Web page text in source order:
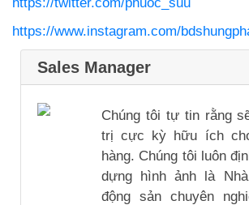
https://twitter.com/phuoc_suu
https://www.instagram.com/
Sales Manager
Chúng tôi tự tin rằng
trị cực kỳ hữu ích
hàng. Chúng tôi luôn
dựng hình ảnh là
động sản chuyên